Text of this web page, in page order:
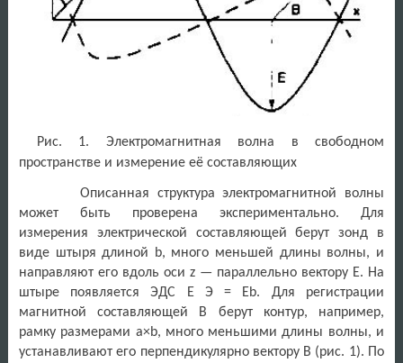
Рис. 1. Электромагнитная волна в свободном
пространстве и измерение её составляющих
Описанная структура электромагнитной волны
может быть проверена экспериментально. Для
измерения электрической составляющей берут зонд в
виде штыря длиной b, много меньшей длины волны, и
направляют его вдоль оси z — параллельно вектору Е. На
штыре появляется ЭДС E Э = Еb. Для регистрации
магнитной составляющей В берут контур, например,
рамку размерами а×b, много меньшими длины волны, и
устанавливают его перпендикулярно вектору В (рис. 1). По